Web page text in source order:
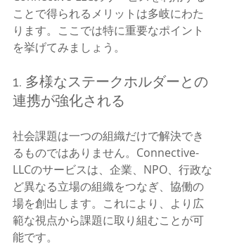
ことで得られるメリットは多岐にわた
ります。ここでは特に重要なポイント
を挙げてみましょう。
1. 多様なステークホルダーとの
連携が強化される
社会課題は一つの組織だけで解決でき
るものではありません。Connective-
LLCのサービスは、企業、NPO、行政な
ど異なる立場の組織をつなぎ、協働の
場を創出します。これにより、より広
範な視点から課題に取り組むことが可
能です。